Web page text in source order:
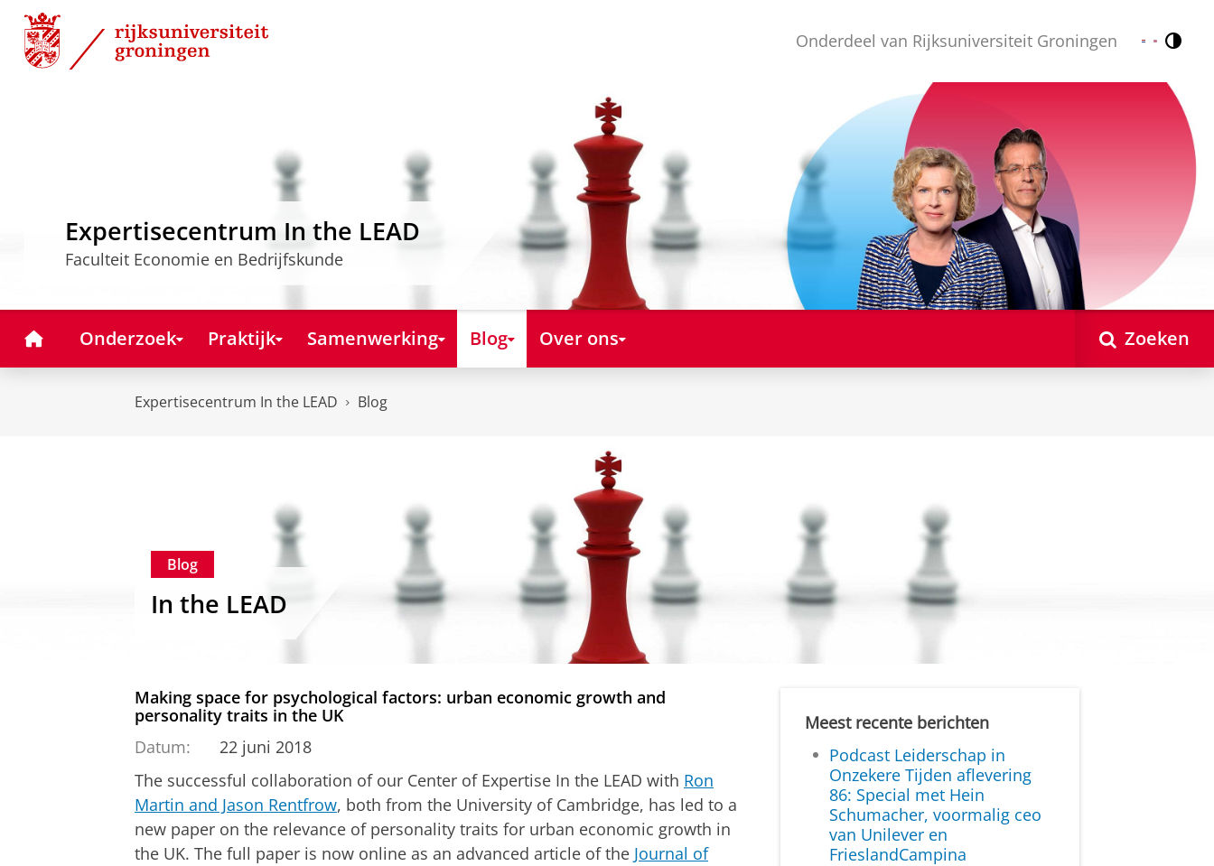
Skip
Content
Skip
Navigation
Onderdeel van Rijksuniversiteit Groningen Nederlands
English
Expertisecentrum In the LEAD
Faculteit Economie en Bedrijfskunde
HomeOnderzoek Praktijk Samenwerking Blog Over ons Zoeken
Expertisecentrum In the LEAD Blog
Blog
In the LEAD
Making space for psychological factors: urban economic growth and
personality traits in the UK
Datum:
22 juni 2018
The successful collaboration of our Center of Expertise In the LEAD with Ron
Martin and Jason Rentfrow, both from the University of Cambridge, has led to a
new paper on the relevance of personality traits for urban economic growth in
the UK. The full paper is now online as an advanced article of the Journal of
Meest recente berichten
Podcast Leiderschap in
Onzekere Tijden aflevering
86: Special met Hein
Schumacher, voormalig ceo
van Unilever en
FrieslandCampina